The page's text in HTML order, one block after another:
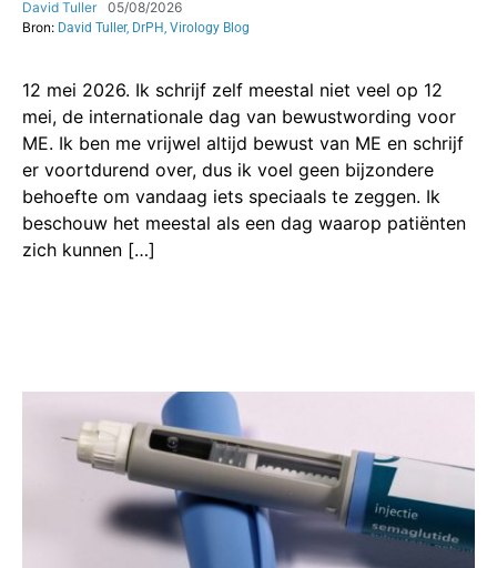
David Tuller
05/08/2026
Bron: David Tuller, DrPH, Virology Blog
12 mei 2026. Ik schrijf zelf meestal niet veel op 12
mei, de internationale dag van bewustwording voor
ME. Ik ben me vrijwel altijd bewust van ME en schrijf
er voortdurend over, dus ik voel geen bijzondere
behoefte om vandaag iets speciaals te zeggen. Ik
beschouw het meestal als een dag waarop patiënten
zich kunnen […]